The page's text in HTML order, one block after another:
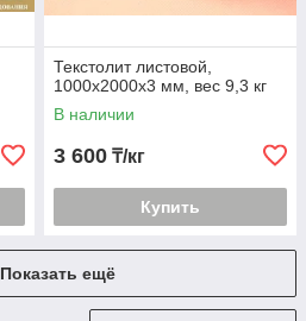
Текстолит листовой,
1000х2000х3 мм, вес 9,3 кг
В наличии
3 600 ₸/кг
Купить
Показать ещё